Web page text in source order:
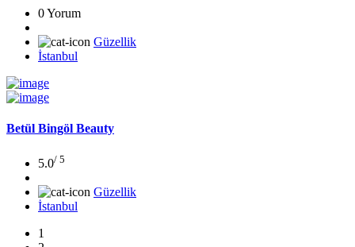
0 Yorum
Güzellik
İstanbul
Betül Bingöl Beauty
5.0/ 5
Güzellik
İstanbul
1